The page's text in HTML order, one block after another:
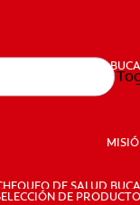
SALUD
DE SALUD
DE